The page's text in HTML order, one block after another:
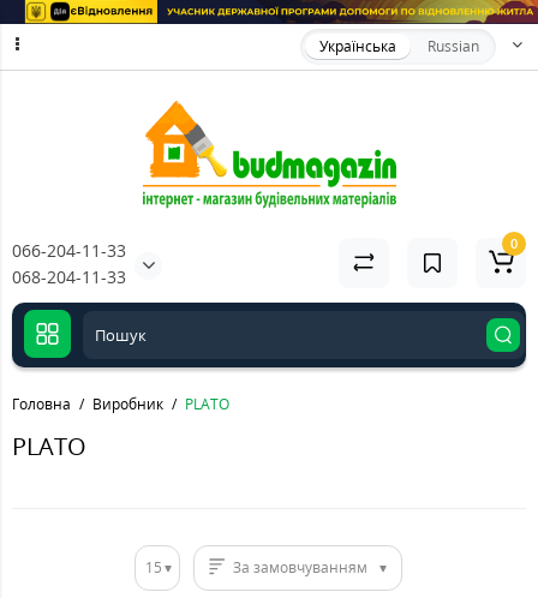
Українська Russian
066-204-11-33
068-204-11-33
0
Головна Виробник PLATO
PLATO
15 За замовчуванням